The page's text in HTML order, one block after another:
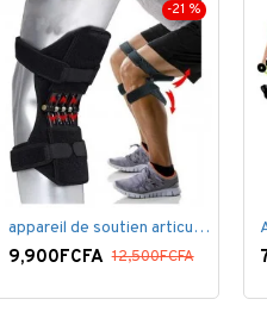
-21 %
appareil de soutien articulaire
9,900FCFA 12,500FCFA